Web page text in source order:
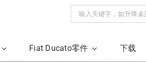
搜
Fiat Ducato零件 下载